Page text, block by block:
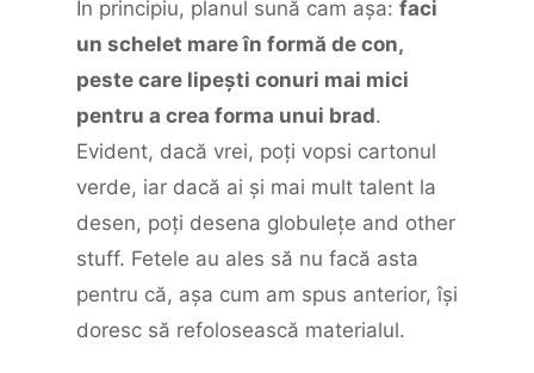
În principiu, planul sună cam aşa: faci
un schelet mare în formă de con,
peste care lipeşti conuri mai mici
pentru a crea forma unui brad.
Evident, dacă vrei, poţi vopsi cartonul
verde, iar dacă ai şi mai mult talent la
desen, poţi desena globuleţe and other
stuff. Fetele au ales să nu facă asta
pentru că, aşa cum am spus anterior, îşi
doresc să refolosească materialul.